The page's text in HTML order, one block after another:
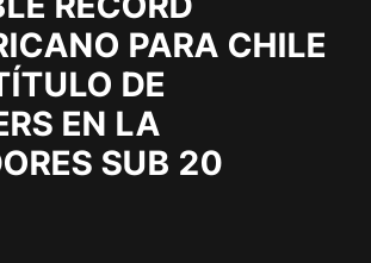
PARA CHILE
DE
EN LA
SUB 20